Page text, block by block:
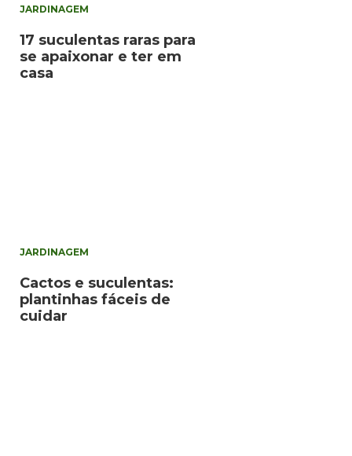
JARDINAGEM
17 suculentas raras para
se apaixonar e ter em
casa
JARDINAGEM
Cactos e suculentas:
plantinhas fáceis de
cuidar